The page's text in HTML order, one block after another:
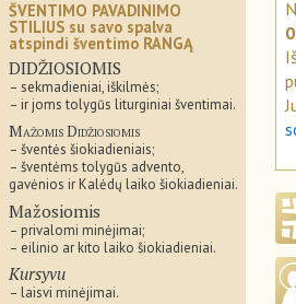
ŠVENTIMO PAVADINIMO
STILIUS su savo spalva
atspindi šventimo RANGĄ
DIDŽIOSIOMIS
– sekmadieniai, iškilmės;
– ir joms tolygūs liturginiai šventimai.
Mažomis Didžiosiomis
– šventės šiokiadieniais;
– šventėms tolygūs advento,
gavėnios ir Kalėdų laiko šiokiadieniai.
Mažosiomis
– privalomi minėjimai;
– eilinio ar kito laiko šiokiadieniai.
Kursyvu
– laisvi minėjimai.